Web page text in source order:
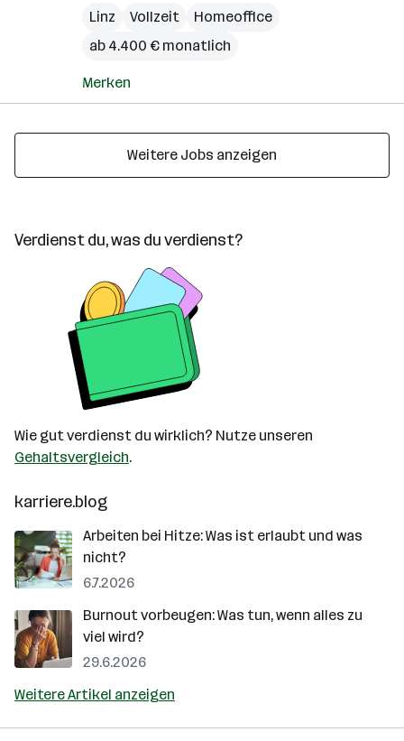
Linz
Vollzeit
Homeoffice
ab 4.400 € monatlich
Merken
Weitere Jobs anzeigen
Verdienst du, was du verdienst?
Wie gut verdienst du wirklich? Nutze unseren
Gehaltsvergleich.
karriere.blog
Arbeiten bei Hitze: Was ist erlaubt und was
nicht?
6.7.2026
Burnout vorbeugen: Was tun, wenn alles zu
viel wird?
29.6.2026
Weitere Artikel anzeigen